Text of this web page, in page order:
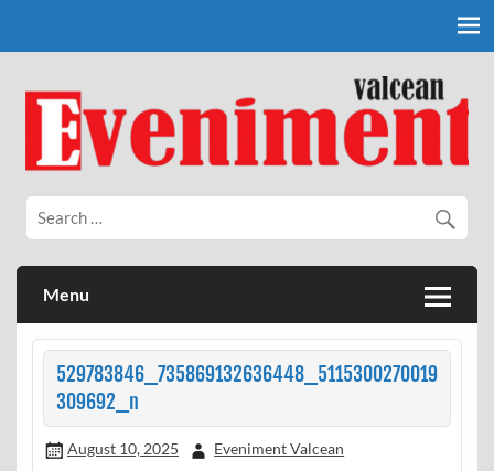
Eveniment Valcean
Menu
529783846_735869132636448_5115300270019
309692_n
August 10, 2025 Eveniment Valcean